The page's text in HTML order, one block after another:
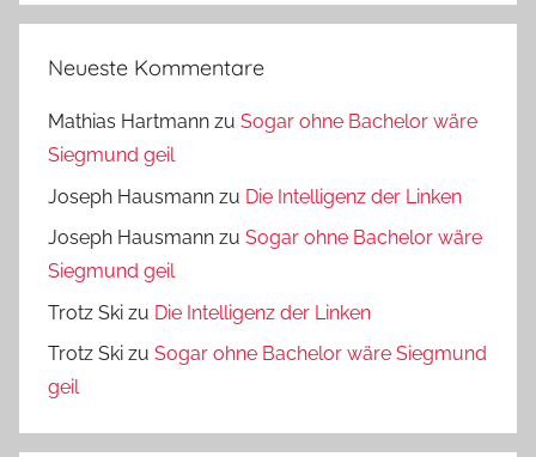
Neueste Kommentare
Mathias Hartmann zu Sogar ohne Bachelor wäre
Siegmund geil
Joseph Hausmann zu Die Intelligenz der Linken
Joseph Hausmann zu Sogar ohne Bachelor wäre
Siegmund geil
Trotz Ski zu Die Intelligenz der Linken
Trotz Ski zu Sogar ohne Bachelor wäre Siegmund
geil